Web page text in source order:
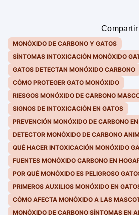
MONÓXIDO DE CARBONO Y GATOS
SÍNTOMAS INTOXICACIÓN MONÓXIDO
GATOS DETECTAN MONÓXIDO CARBONO
CÓMO PROTEGER GATO MONÓXIDO
RIESGOS MONÓXIDO DE CARBONO
SIGNOS DE INTOXICACIÓN EN GATOS
PREVENCIÓN MONÓXIDO DE CARBONO
DETECTOR MONÓXIDO DE CARBONO
QUÉ HACER INTOXICACIÓN MONÓXIDO
FUENTES MONÓXIDO CARBONO EN
POR QUÉ MONÓXIDO ES PELIGROSO
PRIMEROS AUXILIOS MONÓXIDO EN
CÓMO AFECTA MONÓXIDO A LAS
MONÓXIDO DE CARBONO SÍNTOMAS EN